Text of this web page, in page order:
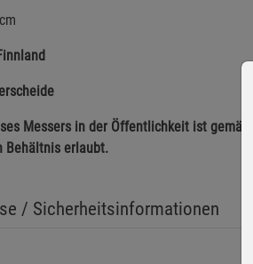
Messers in der Öffentlichkeit ist
Behältnis erlaubt.
/ Sicherheitsinformationen